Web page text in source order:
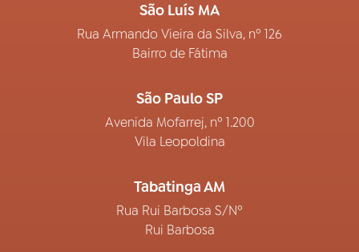
São Luís MA
Rua Armando Vieira da Silva, nº 126
Bairro de Fátima
São Paulo SP
Avenida Mofarrej, nº 1.200
Vila Leopoldina
Tabatinga AM
Rua Rui Barbosa S/Nº
Rui Barbosa